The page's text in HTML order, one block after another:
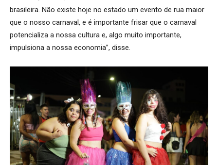
brasileira. Não existe hoje no estado um evento de rua maior
que o nosso carnaval, e é importante frisar que o carnaval
potencializa a nossa cultura e, algo muito importante,
impulsiona a nossa economia”, disse.